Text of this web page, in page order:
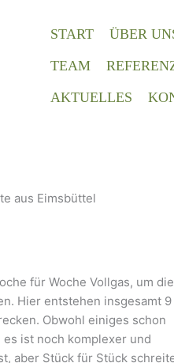
START ÜBER
TEAM
AKTUELLES
aus Eimsbüttel
für Woche Vollgas, um die
Hier entstehen insgesamt 9
Obwohl einiges schon
ist noch komplexer und
aber Stück für Stück